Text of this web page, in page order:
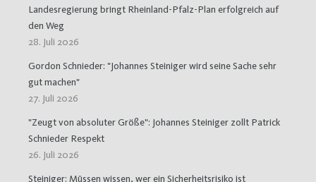
Landesregierung bringt Rheinland-Pfalz-Plan erfolgreich auf
den Weg
28. Juli 2026
Gordon Schnieder: "Johannes Steiniger wird seine Sache sehr
gut machen"
27. Juli 2026
"Zeugt von absoluter Größe": Johannes Steiniger zollt Patrick
Schnieder Respekt
26. Juli 2026
Steiniger: Müssen wissen, wer ein Sicherheitsrisiko ist